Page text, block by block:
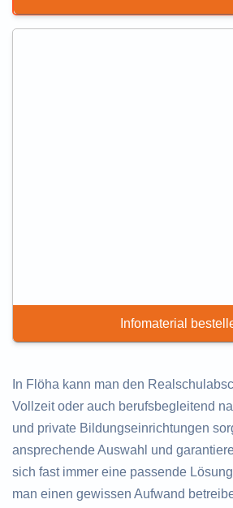
Infomaterial
In Flöha kann man den
Vollzeit oder auch berufsbegleitend
und private Bildungseinrichtungen
ansprechende Auswahl und
sich fast immer eine passende
man einen gewissen Aufwand